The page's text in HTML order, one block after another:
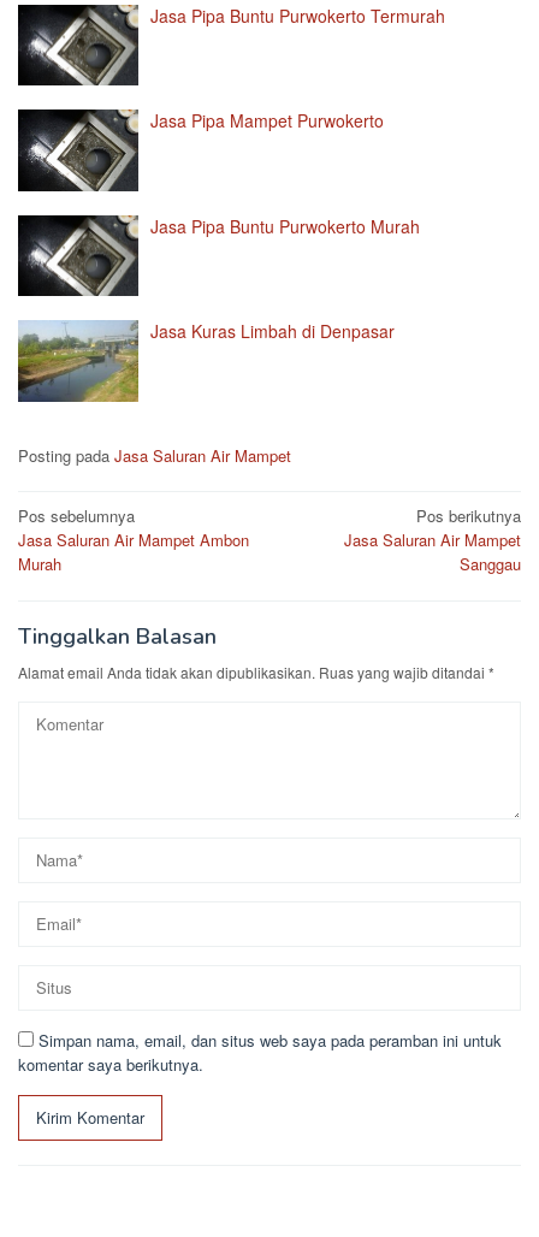
Jasa Pipa Buntu Purwokerto Termurah
Jasa Pipa Mampet Purwokerto
Jasa Pipa Buntu Purwokerto Murah
Jasa Kuras Limbah di Denpasar
Posting pada Jasa Saluran Air Mampet
Navigasi
pos
Pos sebelumnya
Jasa Saluran Air Mampet Ambon
Murah
Pos berikutnya
Jasa Saluran Air Mampet
Sanggau
Tinggalkan Balasan
Alamat email Anda tidak akan dipublikasikan. Ruas yang wajib ditandai *
Simpan nama, email, dan situs web saya pada peramban ini untuk
komentar saya berikutnya.